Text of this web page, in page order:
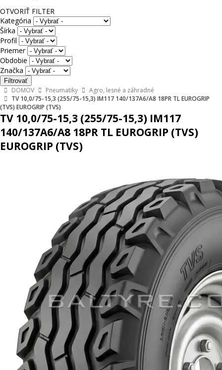
OTVORIŤ FILTER
Kategória
Šírka
Profil
Priemer
Obdobie
Značka
DOMOV Pneumatiky
Agro, lesné a záhradné
TV 10,0/75-15,3 (255/75-15,3) IM117 140/137A6/A8 18PR TL EUROGRIP
(TVS) EUROGRIP (TVS)
TV 10,0/75-15,3 (255/75-15,3) IM117
140/137A6/A8 18PR TL EUROGRIP (TVS)
EUROGRIP (TVS)